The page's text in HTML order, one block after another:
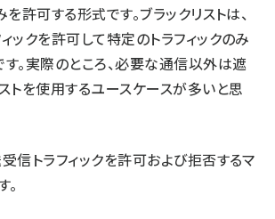
を許可する形式です。ブラックリストは、
ックを許可して特定のトラフィックのみ
。実際のところ、必要な通信以外は遮
トを使用するユースケースが多いと思
信トラフィックを許可および拒否するマ